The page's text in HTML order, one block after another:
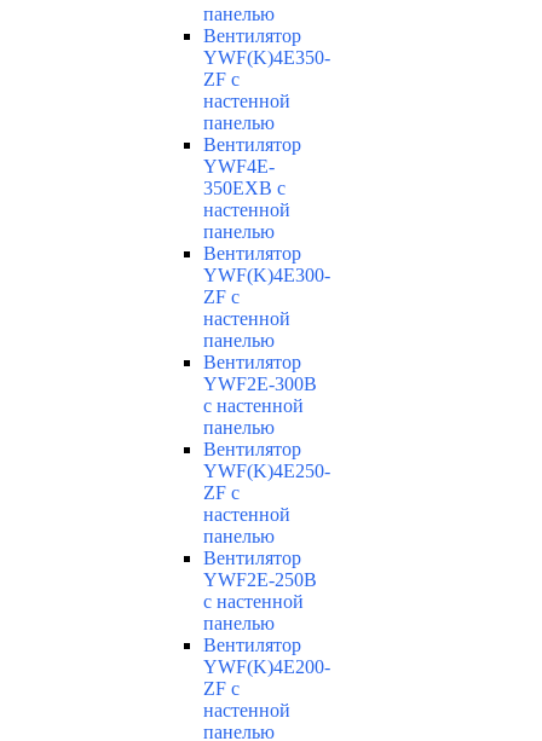
панелью
Вентилятор
YWF(K)4E350-
ZF с
настенной
панелью
Вентилятор
YWF4E-
350EXB с
настенной
панелью
Вентилятор
YWF(K)4E300-
ZF с
настенной
панелью
Вентилятор
YWF2E-300B
с настенной
панелью
Вентилятор
YWF(K)4E250-
ZF с
настенной
панелью
Вентилятор
YWF2E-250B
с настенной
панелью
Вентилятор
YWF(K)4E200-
ZF с
настенной
панелью